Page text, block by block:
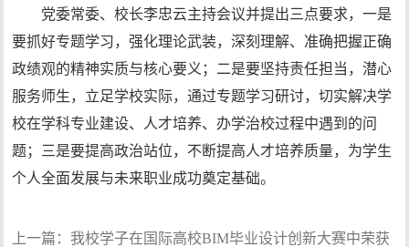
党委常委、校长李忠云主持会议并提出三点要求，一是
要抓好专题学习，强化理论武装，深刻理解、准确把握正确
政绩观的精神实质与核心要义；二是要坚持责任担当，潜心
服务师生，立足学校实际，通过专题学习研讨，切实解决学
校在学科专业建设、人才培养、办学治校过程中遇到的问
题；三是要提高政治站位，不断提高人才培养质量，为学生
个人全面发展与未来职业成功奠定基础。
上一篇：我校学子在国际高校BIM毕业设计创新大赛中荣获